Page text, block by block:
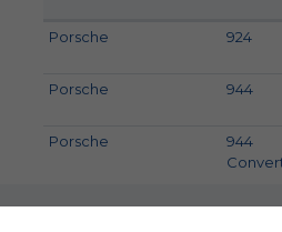
Porsche 924
Porsche 944
Porsche
944